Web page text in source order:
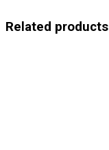
Related products